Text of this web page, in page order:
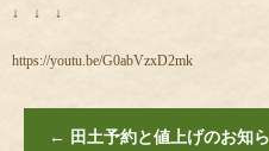
↓ ↓ ↓
https://youtu.be/G0abVzxD2mk
← 田土予約と値上げのお知